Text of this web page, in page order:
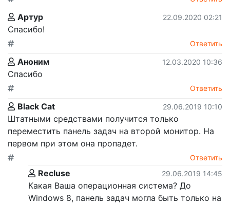
Артур 22.09.2020 02:21
Спасибо!
Ответить
Аноним 12.03.2020 10:36
Спасибо
Ответить
Black Cat 29.06.2019 10:10
Штатными средствами получится только
переместить панель задач на второй монитор. На
первом при этом она пропадет.
Ответить
Recluse 29.06.2019 14:45
Какая Ваша операционная система? До
Windows 8, панель задач могла быть только на